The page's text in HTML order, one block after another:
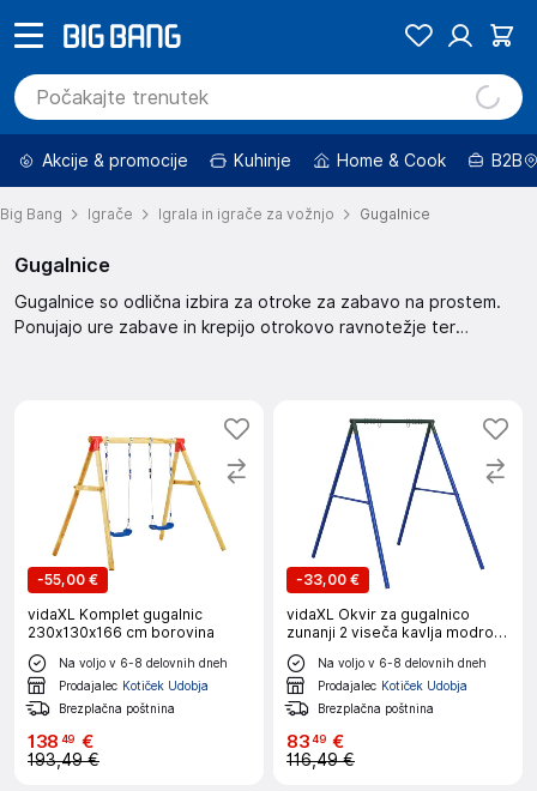
Akcije & promocije Kuhinje Home & Cook B2B
Big Bang Igrače Igrala in igrače za vožnjo Gugalnice
Gugalnice
Gugalnice so odlična izbira za otroke za zabavo na prostem.
Ponujajo ure zabave in krepijo otrokovo ravnotežje ter
-55,00 €
vidaXL Komplet gugalnic
230x130x166 cm borovina
Na voljo v 6-8 delovnih dneh
Prodajalec Kotiček Udobja
Brezplačna poštnina
138 49 €
193,49 €
-33,00 €
vidaXL Okvir za gugalnico
zunanji 2 viseča kavlja modro
jeklo
Na voljo v 6-8 delovnih dneh
Prodajalec Kotiček Udobja
Brezplačna poštnina
8349 €
116,49 €